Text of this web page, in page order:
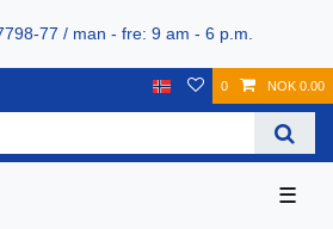
77 / man - fre: 9 am - 6 p.m.
0 NOK 0.00
☰